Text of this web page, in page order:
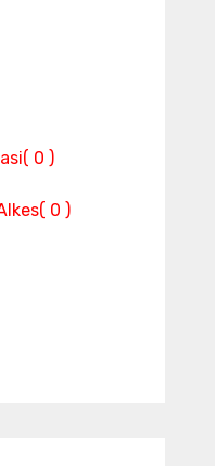
( 0 )
( 0 )